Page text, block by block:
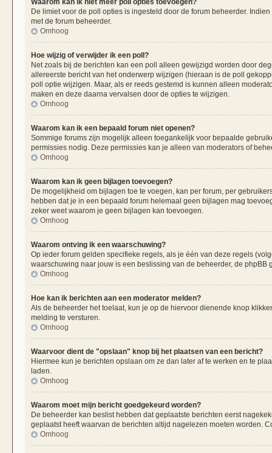
De limiet voor de poll opties is ingesteld door de forum beheerder.
met de forum beheerder.
Omhoog
Hoe wijzig of verwijder ik een poll?
Net zoals bij de berichten kan een poll alleen gewijzigd worden door
allereerste bericht van het onderwerp wijzigen (hieraan is de poll
poll optie wijzigen. Maar, als er reeds gestemd is kunnen alleen
maken en deze daarna vervalsen door de opties te wijzigen.
Omhoog
Waarom kan ik een bepaald forum niet openen?
Sommige forums zijn mogelijk alleen toegankelijk voor bepaalde
permissies nodig. Deze permissies kan je alleen van moderators of
Omhoog
Waarom kan ik geen bijlagen toevoegen?
De mogelijkheid om bijlagen toe te voegen, kan per forum, per
hebben dat je in een bepaald forum helemaal geen bijlagen mag
zeker weet waarom je geen bijlagen kan toevoegen.
Omhoog
Waarom ontving ik een waarschuwing?
Op ieder forum gelden specifieke regels, als je één van deze regels
waarschuwing naar jouw is een beslissing van de beheerder, de phpBB
Omhoog
Hoe kan ik berichten aan een moderator melden?
Als de beheerder het toelaat, kun je op de hiervoor dienende knop
melding te versturen.
Omhoog
Waarvoor dient de "opslaan" knop bij het plaatsen van een bericht?
Hiermee kun je berichten opslaan om ze dan later af te werken en te
laden.
Omhoog
Waarom moet mijn bericht goedgekeurd worden?
De beheerder kan beslist hebben dat geplaatste berichten eerst
geplaatst heeft waarvan de berichten altijd nagelezen moeten worden.
Omhoog